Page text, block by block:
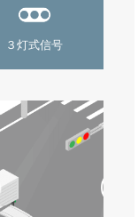
３灯式信号